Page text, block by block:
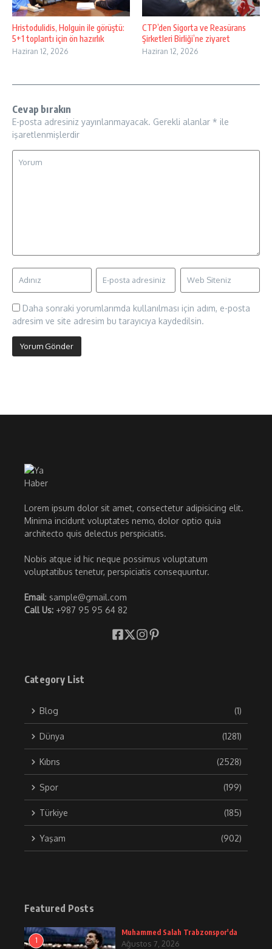
Hristodulidis, Holguin ile görüştü:
5+1 toplantı için ön hazırlık
Haziran 12, 2026
CTP’den Sigorta ve Reasürans
Şirketleri Birliği’ne ziyaret
Haziran 12, 2026
Cevap bırakın
E-posta adresiniz yayınlanmayacak. Gerekli alanlar * ile
işaretlenmişlerdir
Daha sonraki yorumlarımda kullanılması için adım, e-posta
adresim ve site adresim bu tarayıcıya kaydedilsin.
Lorem ipsum dolor sit amet, consectetur adipisicing elit.
Minima incidunt voluptates nemo, dolor optio quia
architecto quis delectus perspiciatis.
Nobis atque id hic neque possimus voluptatum
voluptatibus tenetur, perspiciatis consequuntur.
Email: sample@gmail.com
Call Us: +987 95 95 64 82
Category List
Blog (1)
Dünya (1281)
Kıbrıs (2528)
Spor (199)
Türkiye (185)
Yaşam (902)
Featured Posts
1
Muhammed Salah Trabzonspor'da
Ağustos 7, 2026